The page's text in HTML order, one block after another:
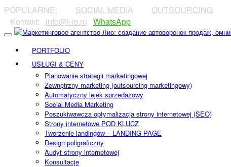
POPULARNE: SOCIAL MEDIA OUTSOURCING
⠀Kontakt:⠀ info@l-io.ru WhatsApp
PORTFOLIO
USŁUGI & CENY
Planowanie strategii marketingowej
Zewnętrzny marketing (outsourcing marketingowy)
Automatyczny lejek sprzedażowy
Social Media Marketing
Poszukiwawcza optymalizacja strony internetowej (SEO)
Strony internetowe POD KLUCZ
Tworzenie landingów – LANDING PAGE
Design poligraficzny
Audyt strony internetowej
Konsultacje